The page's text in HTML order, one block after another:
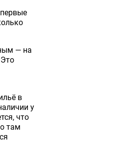
— на
в
у
что
там